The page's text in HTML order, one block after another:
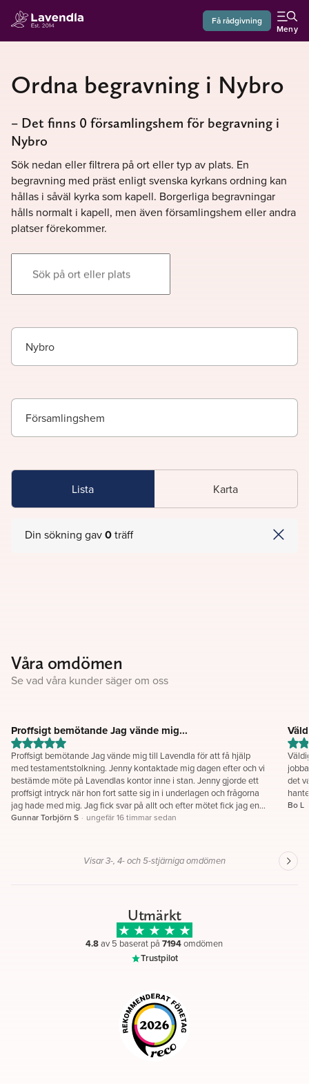
Få rådgivning
Meny
Ordna begravning i Nybro
– Det finns 0 församlingshem för begravning i
Nybro
Sök nedan eller filtrera på ort eller typ av plats. En
begravning med präst enligt svenska kyrkans ordning kan
hållas i såväl kyrka som kapell. Borgerliga begravningar
hålls normalt i kapell, men även församlingshem eller andra
platser förekommer.
Sök på ort eller plats
Nybro
Församlingshem
Lista Karta
Din sökning gav0träff
Våra omdömen
Se vad våra kunder säger om oss
Proffsigt bemötande Jag vände mig...
Proffsigt bemötande Jag vände mig till Lavendla för att få hjälp
med testamentstolkning. Jenny kontaktade mig dagen efter och vi
bestämde möte på Lavendlas kontor inne i stan. Jenny gjorde ett
proffsigt intryck när hon fort satte sig in i underlagen och frågorna
jag hade med mig. Jag fick svar på allt och efter mötet fick jag en
sammanställning på hur andelarna i testamentet ska beräknas och
Gunnar Torbjörn S · ungefär 16 timmar sedan
det
Bo L
Visar 3-, 4- och 5-stjärniga omdömen
Utmärkt
4.8av 5 baserat på7194omdömen
Trustpilot